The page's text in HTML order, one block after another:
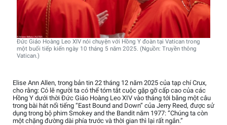
Đức Giáo Hoàng Leo XIV nói chuyện với Hồng Y đoàn tại Vatican trong
một buổi tiếp kiến ngày 10 tháng 5 năm 2025. (Nguồn: Truyền thông
Vatican.)
Elise Ann Allen, trong bản tin 22 tháng 12 năm 2025 của tạp chí Crux,
cho rằng: Có lẽ người ta có thể tóm tắt cuộc gặp gỡ cấp cao của các
Hồng Y dưới thời Đức Giáo Hoàng Leo XIV vào tháng tới bằng một câu
trong bài hát nổi tiếng “East Bound and Down” của Jerry Reed, được sử
dụng trong bộ phim Smokey and the Bandit năm 1977: “Chúng ta còn
một chặng đường dài phía trước và thời gian thì lại rất ngắn.”